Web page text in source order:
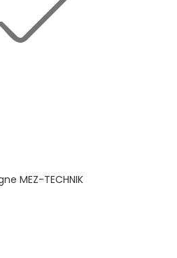
MEZ-TECHNIK